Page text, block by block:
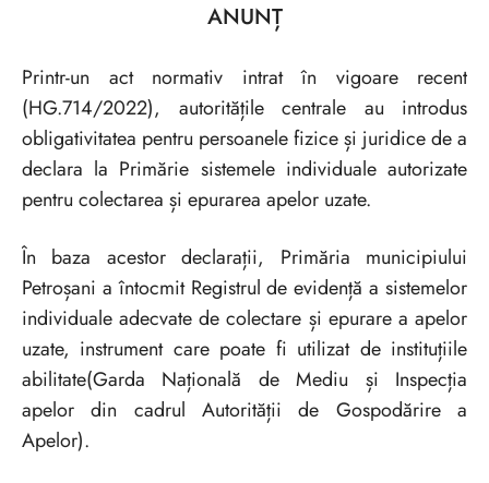
ANUNȚ
Printr-un act normativ intrat în vigoare recent
(HG.714/2022), autoritățile centrale au introdus
obligativitatea pentru persoanele fizice și juridice de a
declara la Primărie sistemele individuale autorizate
pentru colectarea și epurarea apelor uzate.
În baza acestor declarații, Primăria municipiului
Petroșani a întocmit Registrul de evidență a sistemelor
individuale adecvate de colectare și epurare a apelor
uzate, instrument care poate fi utilizat de instituțiile
abilitate(Garda Națională de Mediu și Inspecția
apelor din cadrul Autorității de Gospodărire a
Apelor).